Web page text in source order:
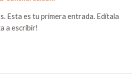
Esta es tu primera entrada. Edítala
a escribir!